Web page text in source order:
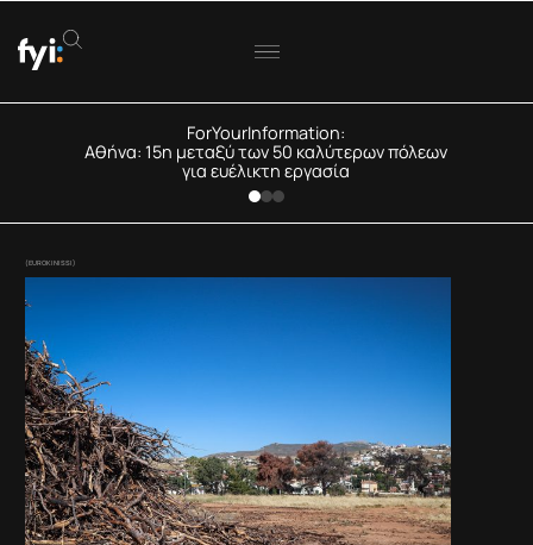
ForYourInformation:
Αθήνα: 15η μεταξύ των 50 καλύτερων πόλεων
για ευέλικτη εργασία
(EUROKINISSI)